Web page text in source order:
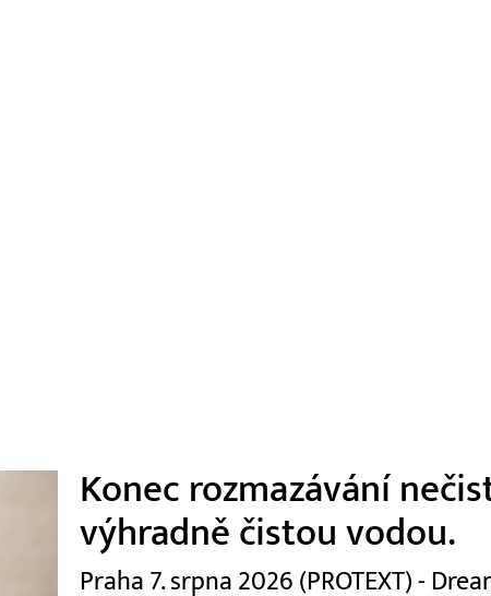
Konec rozmazávání
výhradně čistou vodou.
Praha 7. srpna 2026 (PROTEXT) -